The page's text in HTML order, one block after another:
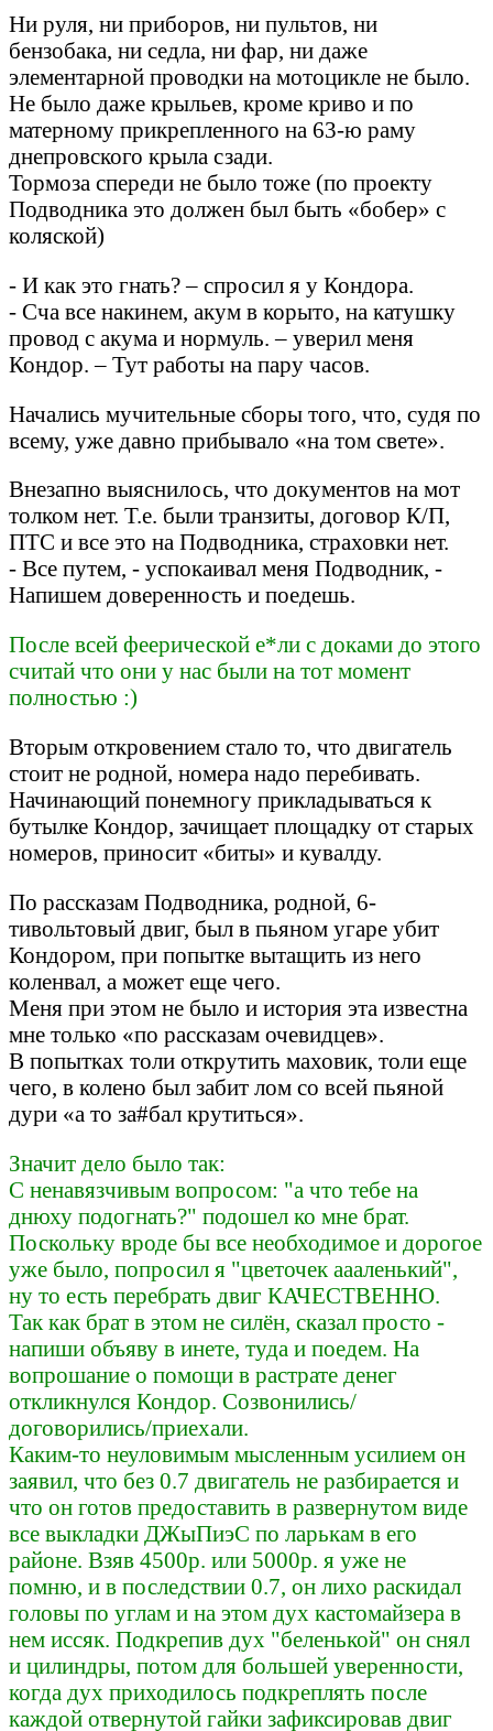
Ни руля, ни приборов, ни пультов, ни
бензобака, ни седла, ни фар, ни даже
элементарной проводки на мотоцикле не было.
Не было даже крыльев, кроме криво и по
матерному прикрепленного на 63-ю раму
днепровского крыла сзади.
Тормоза спереди не было тоже (по проекту
Подводника это должен был быть «бобер» с
коляской)
- И как это гнать? – спросил я у Кондора.
- Сча все накинем, акум в корыто, на катушку
провод с акума и нормуль. – уверил меня
Кондор. – Тут работы на пару часов.
Начались мучительные сборы того, что, судя по
всему, уже давно прибывало «на том свете».
Внезапно выяснилось, что документов на мот
толком нет. Т.е. были транзиты, договор К/П,
ПТС и все это на Подводника, страховки нет.
- Все путем, - успокаивал меня Подводник, -
Напишем доверенность и поедешь.
После всей феерической е*ли с доками до этого
считай что они у нас были на тот момент
полностью :)
Вторым откровением стало то, что двигатель
стоит не родной, номера надо перебивать.
Начинающий понемногу прикладываться к
бутылке Кондор, зачищает площадку от старых
номеров, приносит «биты» и кувалду.
По рассказам Подводника, родной, 6-
тивольтовый двиг, был в пьяном угаре убит
Кондором, при попытке вытащить из него
коленвал, а может еще чего.
Меня при этом не было и история эта известна
мне только «по рассказам очевидцев».
В попытках толи открутить маховик, толи еще
чего, в колено был забит лом со всей пьяной
дури «а то за#бал крутиться».
Значит дело было так:
С ненавязчивым вопросом: "а что тебе на
днюху подогнать?" подошел ко мне брат.
Поскольку вроде бы все необходимое и дорогое
уже было, попросил я "цветочек аааленький",
ну то есть перебрать двиг КАЧЕСТВЕННО.
Так как брат в этом не силён, сказал просто -
напиши объяву в инете, туда и поедем. На
вопрошание о помощи в растрате денег
откликнулся Кондор. Созвонились/
договорились/приехали.
Каким-то неуловимым мысленным усилием он
заявил, что без 0.7 двигатель не разбирается и
что он готов предоставить в развернутом виде
все выкладки ДЖыПиэС по ларькам в его
районе. Взяв 4500р. или 5000р. я уже не
помню, и в последствии 0.7, он лихо раскидал
головы по углам и на этом дух кастомайзера в
нем иссяк. Подкрепив дух "беленькой" он снял
и цилиндры, потом для большей уверенности,
когда дух приходилось подкреплять после
каждой отвернутой гайки зафиксировав двиг